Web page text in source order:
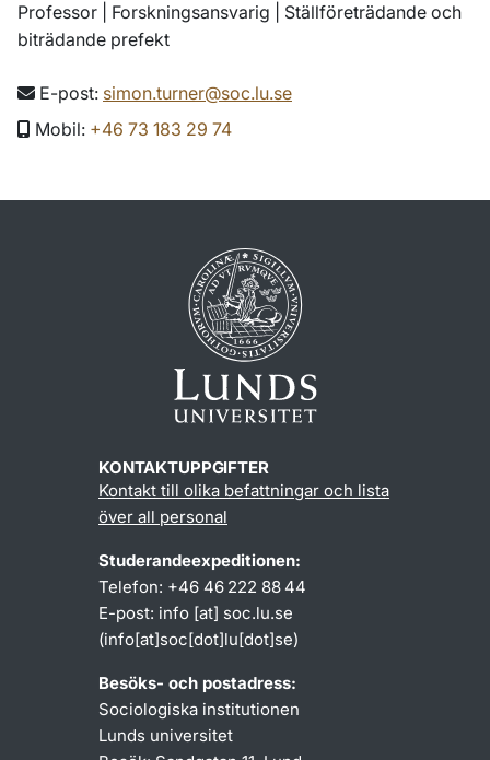
Professor | Forskningsansvarig | Ställföreträdande och
biträdande prefekt
E-post: simon.turner@soc.lu.se
Mobil: +46 73 183 29 74
KONTAKTUPPGIFTER
Kontakt till olika befattningar och lista
över all personal
Studerandeexpeditionen:
Telefon: +46 46 222 88 44
E-post: info [at] soc.lu.se
(info[at]soc[dot]lu[dot]se)
Besöks- och postadress:
Sociologiska institutionen
Lunds universitet